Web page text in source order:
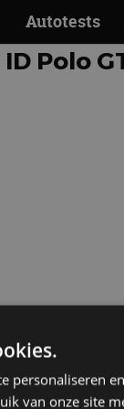
Autotests
ID Polo
AutoRAI.nl
personaliseren
van onze site